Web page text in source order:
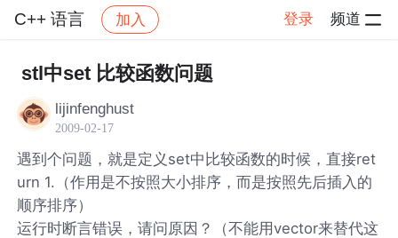
C++ 语言 加入 登录 频道
社区 C++ 语言 帖子详情
stl中set 比较函数问题
lijinfenghust
2009-02-17
遇到个问题，就是定义set中比较函数的时候，直接ret
urn 1.（作用是不按照大小排序，而是按照先后插入的
顺序排序）
运行时断言错误，请问原因？（不能用vector来替代这